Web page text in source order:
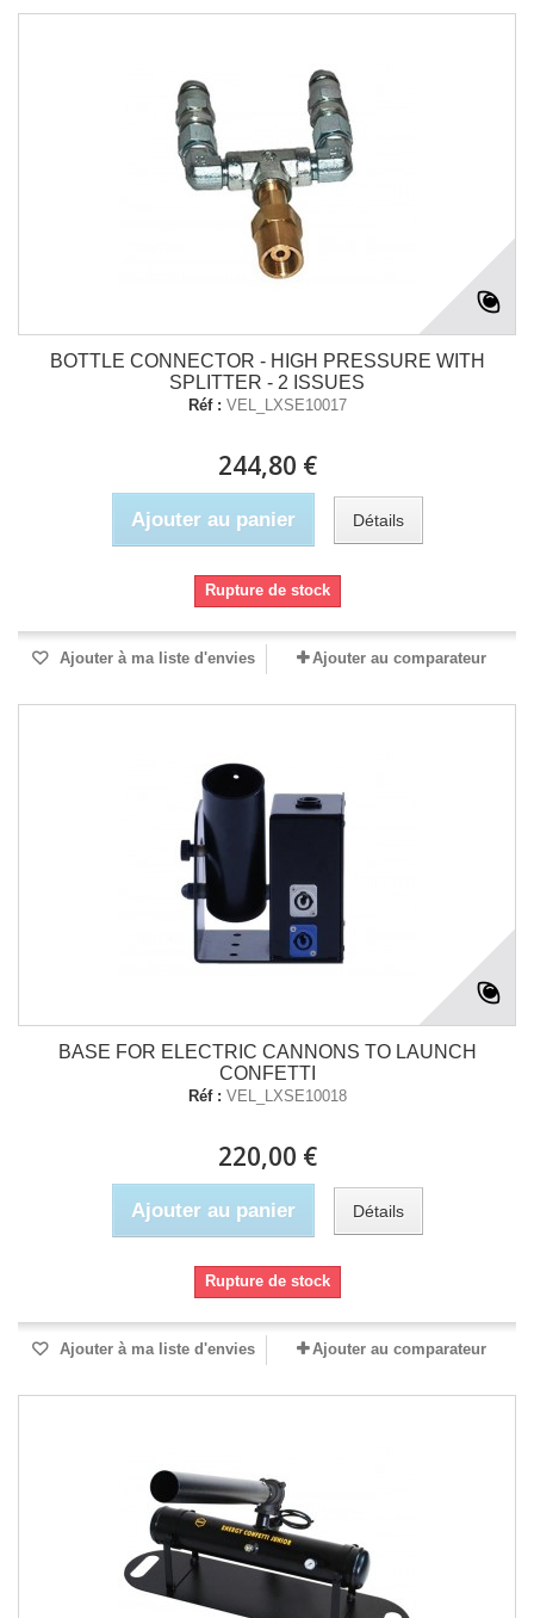
BOTTLE CONNECTOR - HIGH PRESSURE WITH
SPLITTER - 2 ISSUES
Réf : VEL_LXSE10017
244,80 €
Ajouter au panier Détails
Rupture de stock
Ajouter à ma liste d'envies Ajouter au comparateur
BASE FOR ELECTRIC CANNONS TO LAUNCH
CONFETTI
Réf : VEL_LXSE10018
220,00 €
Ajouter au panier Détails
Rupture de stock
Ajouter à ma liste d'envies Ajouter au comparateur